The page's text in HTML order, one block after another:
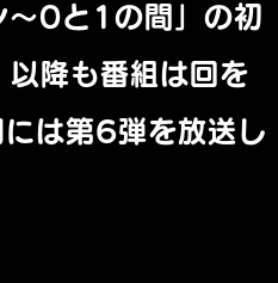
0と1の間」の初
以降も番組は回を
は第6弾を放送し